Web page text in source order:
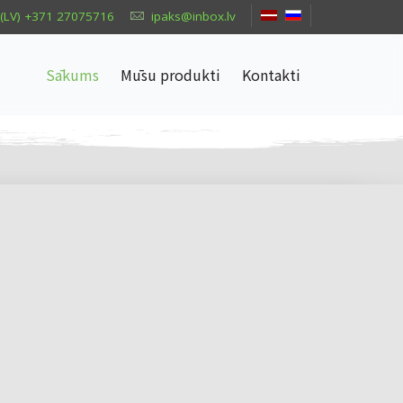
(LV) +371 27075716 ipaks@inbox.lv
Sākums Mūsu produkti Kontakti